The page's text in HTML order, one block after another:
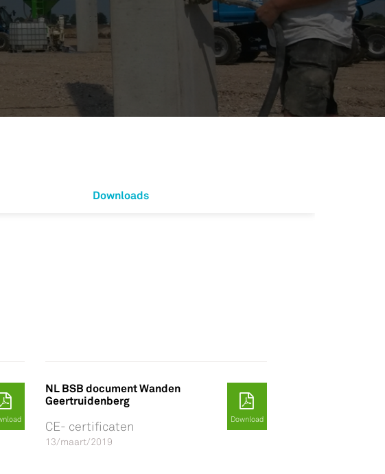
Downloads
Download
NL BSB document Wanden
Geertruidenberg
CE- certificaten
13/maart/2019